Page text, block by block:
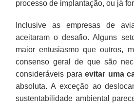
processo de implantação, ou já
Inclusive as empresas de
aceitaram o desafio. Alguns
maior entusiasmo que outros,
consenso geral de que são
consideráveis paraevitar uma
absoluta. A exceção ao
sustentabilidade ambiental